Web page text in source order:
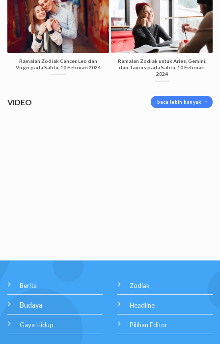
Ramalan Zodiak Cancer, Leo dan
Virgo pada Sabtu, 10 Februari 2024
Ramalan Zodiak untuk Aries, Gemini,
dan Taurus pada Sabtu, 10 Februari
2024
VIDEO baca lebih banyak
Berita
Budaya
Gaya Hidup
Zodiak
Headline
Pilihan Editor